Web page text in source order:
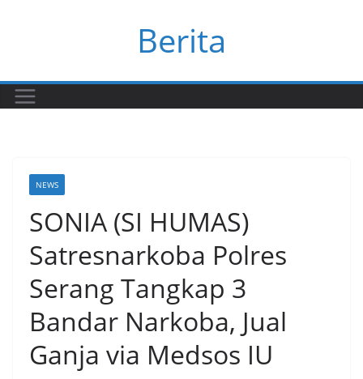
Berita
NEWS
SONIA (SI HUMAS)
Satresnarkoba Polres
Serang Tangkap 3
Bandar Narkoba, Jual
Ganja via Medsos IU